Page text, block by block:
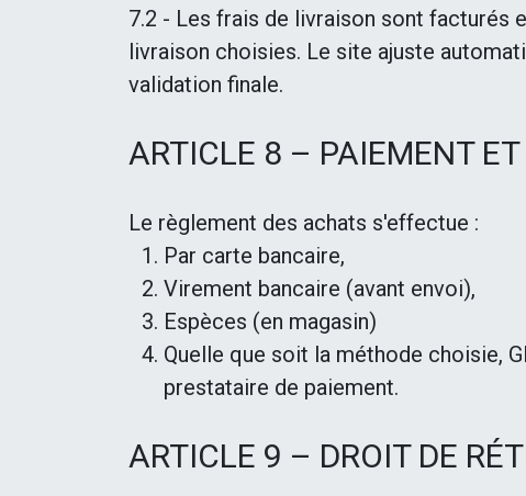
7.2 - Les frais de livraison sont facturés
livraison choisies. Le site ajuste
validation finale.
ARTICLE 8 – PAIEMENT
Le règlement des achats s'effectue :
Par carte bancaire,
Virement bancaire (avant envoi),
Espèces (en magasin)
Quelle que soit la méthode choisie,
prestataire de paiement.
ARTICLE 9 – DROIT DE